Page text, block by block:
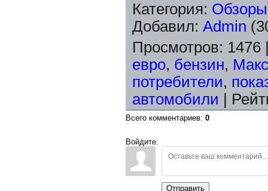
Категория:
Добавил: Admin
Просмотров: 1476
евро, бензин,
потребители,
автомобили
Всего комментариев: 0
Войдите:
Отправить